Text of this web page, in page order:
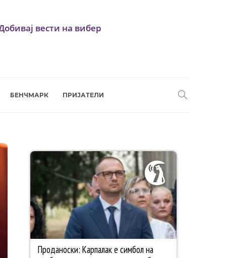
вести на вибер
БЕНЧМАРК ПРИЈАТЕЛИ